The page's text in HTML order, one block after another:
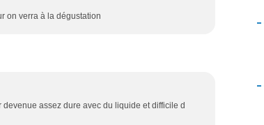
on verra à la dégustation
assez dure avec du liquide et difficile d